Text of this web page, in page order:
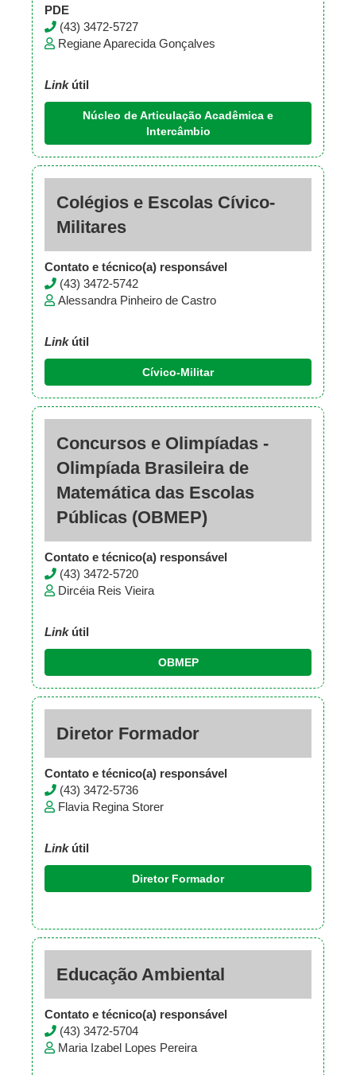
PDE
(43) 3472-5727
Regiane Aparecida Gonçalves
Linkútil
Núcleo de Articulação Acadêmica e
Intercâmbio
Colégios e Escolas Cívico-
Militares
Contato e técnico(a) responsável
(43) 3472-5742
Alessandra Pinheiro de Castro
Linkútil
Cívico-Militar
Concursos e Olimpíadas -
Olimpíada Brasileira de
Matemática das Escolas
Públicas (OBMEP)
Contato e técnico(a) responsável
(43) 3472-5720
Dircéia Reis Vieira
Linkútil
OBMEP
Diretor Formador
Contato e técnico(a) responsável
(43) 3472-5736
Flavia Regina Storer
Linkútil
Diretor Formador
Educação Ambiental
Contato e técnico(a) responsável
(43) 3472-5704
Maria Izabel Lopes Pereira